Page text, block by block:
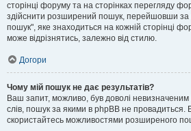
сторінці форуму та на сторінках перегляду
здійснити розширений пошук, перейшовши
пошук", яке знаходиться на кожній сторінці
може відрізнятись, залежно від стилю.
Догори
Чому мій пошук не дає результатів?
Ваш запит, можливо, був доволі невизначеним
слів, пошук за якими в phpBB не провадиться.
скористайтесь можливостями розширеного